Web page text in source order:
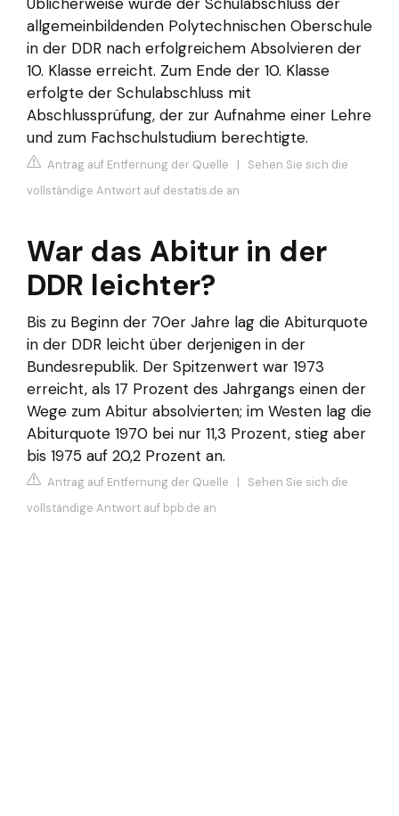
allgemeinbildenden Polytechnischen Oberschule
in der DDR nach erfolgreichem Absolvieren der
10. Klasse erreicht. Zum Ende der 10. Klasse
erfolgte der Schulabschluss mit
Abschlussprüfung, der zur Aufnahme einer Lehre
und zum Fachschulstudium berechtigte.
Antrag auf Entfernung der Quelle | Sehen Sie sich die
vollständige Antwort auf destatis.de an
War das Abitur in der
DDR leichter?
Bis zu Beginn der 70er Jahre lag die Abiturquote
in der DDR leicht über derjenigen in der
Bundesrepublik. Der Spitzenwert war 1973
erreicht, als 17 Prozent des Jahrgangs einen der
Wege zum Abitur absolvierten; im Westen lag die
Abiturquote 1970 bei nur 11,3 Prozent, stieg aber
bis 1975 auf 20,2 Prozent an.
Antrag auf Entfernung der Quelle | Sehen Sie sich die
vollständige Antwort auf bpb.de an